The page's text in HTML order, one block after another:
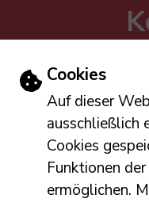
Einstellungen
Cookies
Auf dieser
ausschließlich
Cookies
Funktionen
ermöglichen.
Mo, Di, Do: 8:00